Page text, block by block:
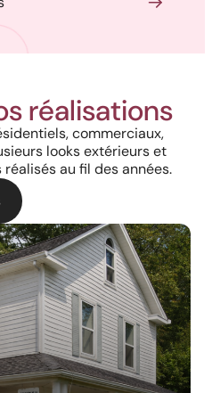
réalisations
commerciaux,
looks extérieurs et
au fil des années.